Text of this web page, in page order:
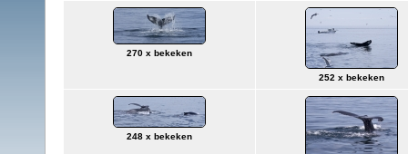
270 x bekeken
252 x bekeken
248 x bekeken